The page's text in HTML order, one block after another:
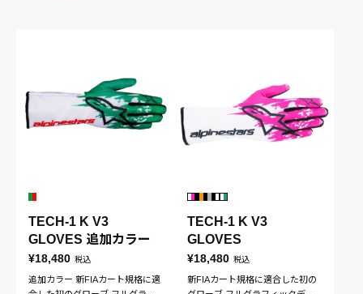
TECH-1 K V3
GLOVES 追加カラー
¥18,480 税込
追加カラー 新FIAカート規格に適
TECH-1 K V3
GLOVES
¥18,480 税込
新FIAカート規格に適合した初の